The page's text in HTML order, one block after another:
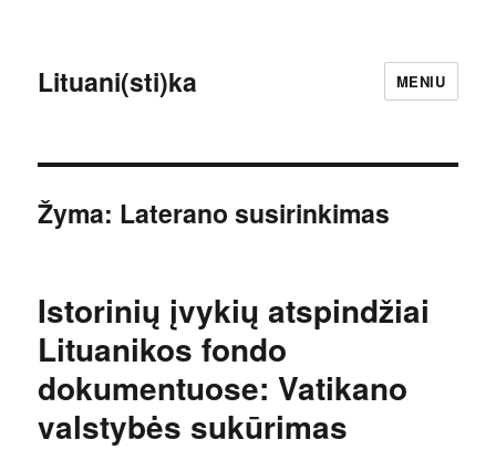
Lituani(sti)ka MENIU
Žyma: Laterano susirinkimas
Istorinių įvykių atspindžiai
Lituanikos fondo
dokumentuose: Vatikano
valstybės sukūrimas